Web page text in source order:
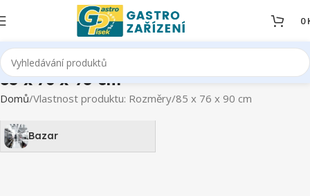
0
85 x 76 x 90 cm
Domů Vlastnost produktu: Rozměry 85 x 76 x 90 cm
Bazar